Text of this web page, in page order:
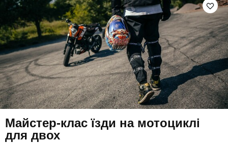
Майстер-клас їзди на мотоциклі
для двох